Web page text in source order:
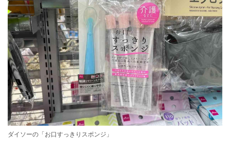
ダイソーの「お口すっきりスポンジ」